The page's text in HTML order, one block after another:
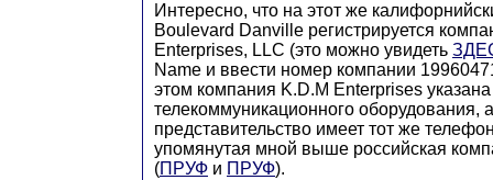
Интересно, что на этот же
Boulevard Danville регистрируется
Enterprises, LLC (это можно увидеть
Name и ввести номер компании
этом компания K.D.M Enterprises указана
телекоммуникационного оборудования,
представительство имеет тот же
упомянутая мной выше российская
(ПРУФ и ПРУФ).